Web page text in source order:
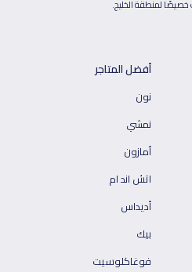
لمنطقة الخليج.
أفضل المتاجر
نون
نمشي
أمازون
اتش اند ام
أديداس
بيك
فوغاكلوسيت